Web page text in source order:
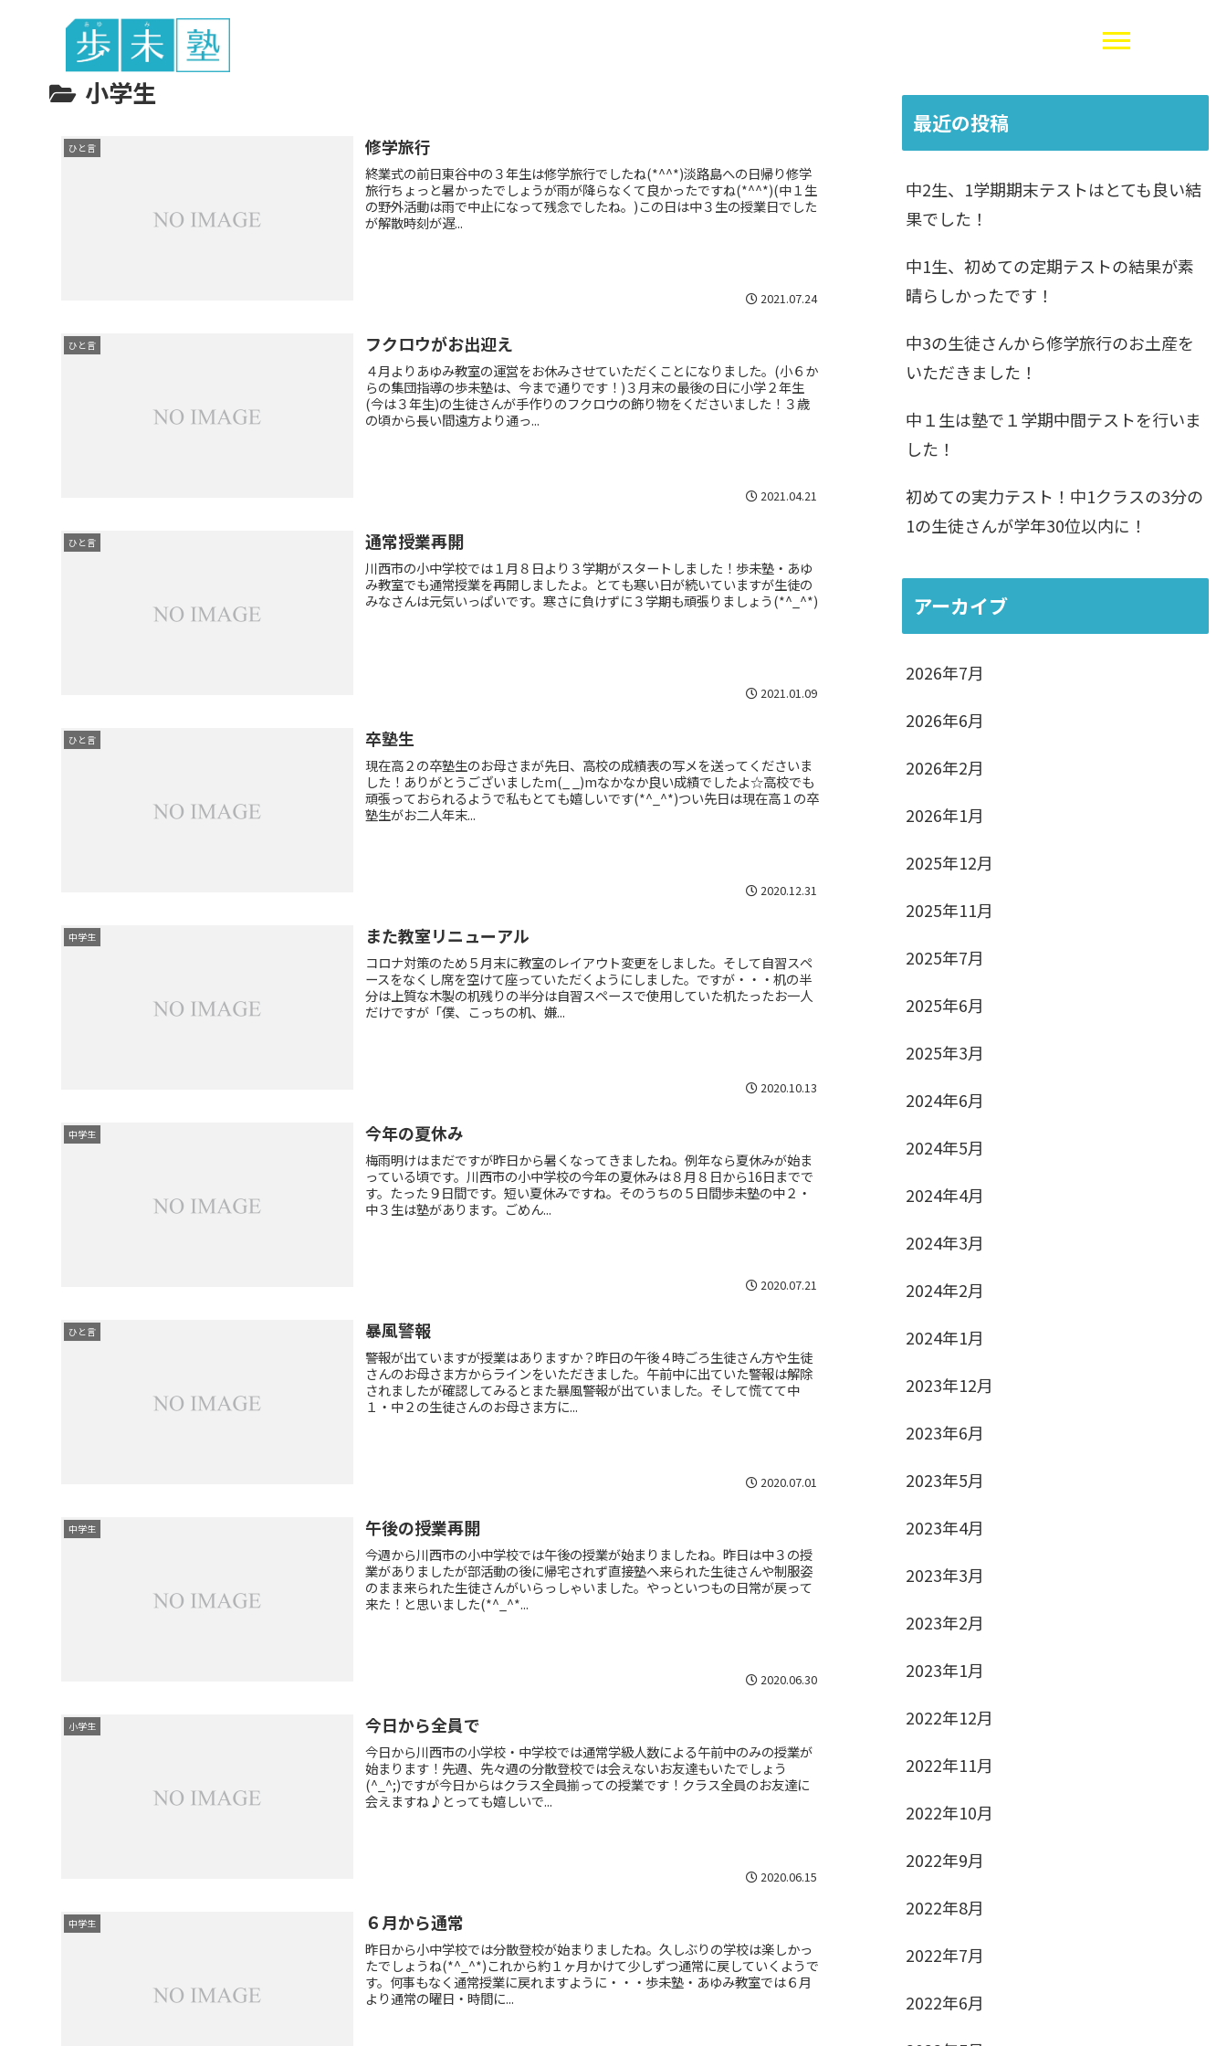
東谷中生の
小学生
ひと言 修学旅行
終業式の前日東谷中の３年生は修学旅行でしたね(*^^*)淡路島への日帰り修学
旅行ちょっと暑かったでしょうが雨が降らなくて良かったですね(*^^*)(中１生
の野外活動は雨で中止になって残念でしたね。)この日は中３生の授業日でした
が解散時刻が遅...
2021.07.24
ひと言 フクロウがお出迎え
４月よりあゆみ教室の運営をお休みさせていただくことになりました。(小６か
らの集団指導の歩未塾は、今まで通りです！)３月末の最後の日に小学２年生
(今は３年生)の生徒さんが手作りのフクロウの飾り物をくださいました！３歳
の頃から長い間遠方より通っ...
2021.04.21
ひと言 通常授業再開
川西市の小中学校では１月８日より３学期がスタートしました！歩未塾・あゆ
み教室でも通常授業を再開しましたよ。とても寒い日が続いていますが生徒の
みなさんは元気いっぱいです。寒さに負けずに３学期も頑張りましょう(*^_^*)
2021.01.09
ひと言 卒塾生
現在高２の卒塾生のお母さまが先日、高校の成績表の写メを送ってくださいま
した！ありがとうございましたm(_ _)mなかなか良い成績でしたよ☆高校でも
頑張っておられるようで私もとても嬉しいです(*^_^*)つい先日は現在高１の卒
塾生がお二人年末...
2020.12.31
中学生 また教室リニューアル
コロナ対策のため５月末に教室のレイアウト変更をしました。そして自習スペ
ースをなくし席を空けて座っていただくようにしました。ですが・・・机の半
分は上質な木製の机残りの半分は自習スペースで使用していた机たったお一人
だけですが「僕、こっちの机、嫌...
2020.10.13
中学生 今年の夏休み
梅雨明けはまだですが昨日から暑くなってきましたね。例年なら夏休みが始ま
っている頃です。川西市の小中学校の今年の夏休みは８月８日から16日までで
す。たった９日間です。短い夏休みですね。そのうちの５日間歩未塾の中２・
中３生は塾があります。ごめん...
2020.07.21
ひと言 暴風警報
警報が出ていますが授業はありますか？昨日の午後４時ごろ生徒さん方や生徒
さんのお母さま方からラインをいただきました。午前中に出ていた警報は解除
されましたが確認してみるとまた暴風警報が出ていました。そして慌てて中
１・中２の生徒さんのお母さま方に...
2020.07.01
中学生 午後の授業再開
今週から川西市の小中学校では午後の授業が始まりましたね。昨日は中３の授
業がありましたが部活動の後に帰宅されず直接塾へ来られた生徒さんや制服姿
のまま来られた生徒さんがいらっしゃいました。やっといつもの日常が戻って
来た！と思いました(*^_^*...
2020.06.30
小学生 今日から全員で
今日から川西市の小学校・中学校では通常学級人数による午前中のみの授業が
始まります！先週、先々週の分散登校では会えないお友達もいたでしょう
(^_^;)ですが今日からはクラス全員揃っての授業です！クラス全員のお友達に
会えますね♪とっても嬉しいで...
2020.06.15
中学生 ６月から通常
昨日から小中学校では分散登校が始まりましたね。久しぶりの学校は楽しかっ
たでしょうね(*^_^*)これから約１ヶ月かけて少しずつ通常に戻していくようで
す。何事もなく通常授業に戻れますように・・・歩未塾・あゆみ教室では６月
より通常の曜日・時間に...
最近の投稿
中2生、1学期期末テストはとても良い結
果でした！
中1生、初めての定期テストの結果が素
晴らしかったです！
中3の生徒さんから修学旅行のお土産を
いただきました！
中１生は塾で１学期中間テストを行いま
した！
初めての実力テスト！中1クラスの3分の
1の生徒さんが学年30位以内に！
アーカイブ
2026年7月
2026年6月
2026年2月
2026年1月
2025年12月
2025年11月
2025年7月
2025年6月
2025年3月
2024年6月
2024年5月
2024年4月
2024年3月
2024年2月
2024年1月
2023年12月
2023年6月
2023年5月
2023年4月
2023年3月
2023年2月
2023年1月
2022年12月
2022年11月
2022年10月
2022年9月
2022年8月
2022年7月
2022年6月